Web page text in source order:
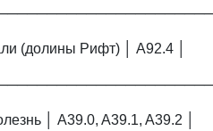
(долины Рифт) │ A92.4 │
│ A39.0, A39.1, A39.2 │